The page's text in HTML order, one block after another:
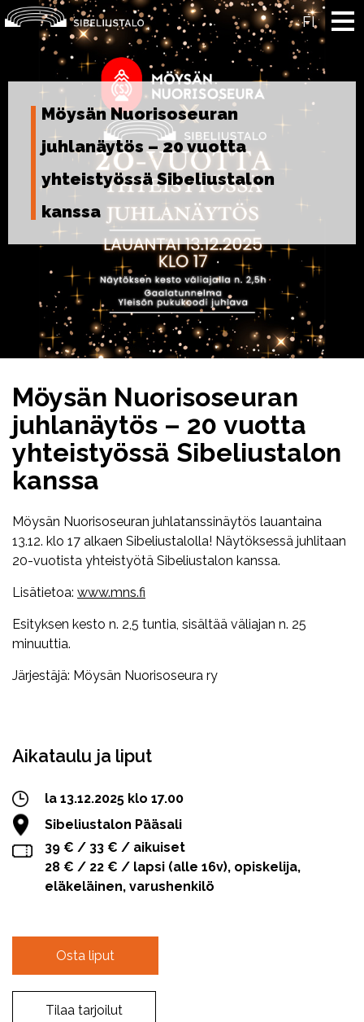
Skip
to
content
FI
Möysän Nuorisoseuran
juhlanäytös – 20 vuotta
yhteistyössä Sibeliustalon
kanssa
Möysän Nuorisoseuran
juhlanäytös – 20 vuotta
yhteistyössä Sibeliustalon
kanssa
Möysän Nuorisoseuran juhlatanssinäytös lauantaina
13.12. klo 17 alkaen Sibeliustalolla! Näytöksessä juhlitaan
20-vuotista yhteistyötä Sibeliustalon kanssa.
Lisätietoa: www.mns.fi
Esityksen kesto n. 2,5 tuntia, sisältää väliajan n. 25
minuuttia.
Järjestäjä: Möysän Nuorisoseura ry
Aikataulu ja liput
la 13.12.2025 klo 17.00
Sibeliustalon Pääsali
39 € / 33 € / aikuiset
28 € / 22 € / lapsi (alle 16v), opiskelija,
eläkeläinen, varushenkilö
Osta liput
Tilaa tarjoilut